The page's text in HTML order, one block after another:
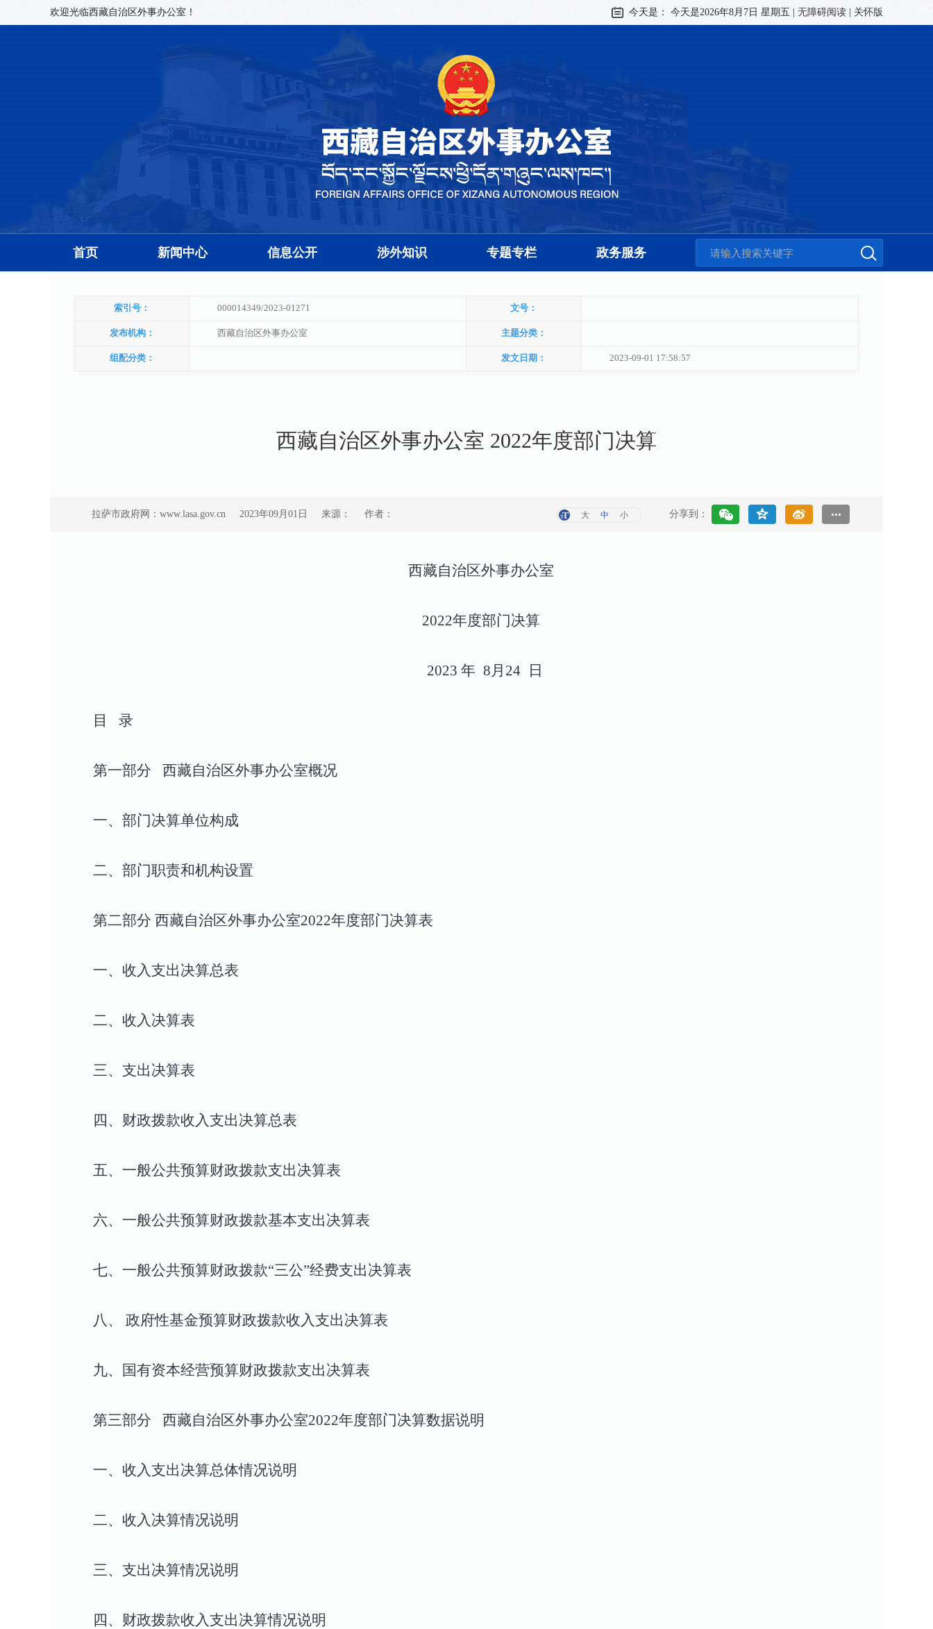
欢迎光临西藏自治区外事办公室！ 今天是： 今天是2026年8月7日 星期五 无障碍阅读 关怀版
首页 新闻中心 信息公开 涉外知识 专题专栏 政务服务
索引号： 000014349/2023-01271 文号：
发布机构： 西藏自治区外事办公室 主题分类：
组配分类： 发文日期： 2023-09-01 17:58:57
西藏自治区外事办公室 2022年度部门决算
拉萨市政府网：www.lasa.gov.cn 2023年09月01日 来源： 作者： 分享到：
大 中 小
西藏自治区外事办公室
2022年度部门决算
2023 年 8月 24 日
目 录
第一部分 西藏自治区外事办公室概况
一、部门决算单位构成
二、部门职责和机构设置
第二部分 西藏自治区外事办公室2022年度部门决算表
一、收入支出决算总表
二、收入决算表
三、支出决算表
四、财政拨款收入支出决算总表
五、一般公共预算财政拨款支出决算表
六、一般公共预算财政拨款基本支出决算表
七、一般公共预算财政拨款“三公”经费支出决算表
八、 政府性基金预算财政拨款收入支出决算表
九、国有资本经营预算财政拨款支出决算表
第三部分 西藏自治区外事办公室2022年度部门决算数据说明
一、收入支出决算总体情况说明
二、收入决算情况说明
三、支出决算情况说明
四、 财政拨款收入支出决算情况说明